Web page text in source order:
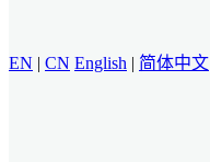
EN | CN English | 简体中文